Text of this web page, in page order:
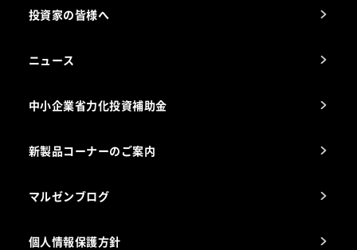
電気・ガス別厨房機器
アフターサービスお問合せ先
海外出店をご検討のお客様へ
投資家の皆様へ
ニュース
中小企業省力化投資補助金
新製品コーナーのご案内
マルゼンブログ
個人情報保護方針